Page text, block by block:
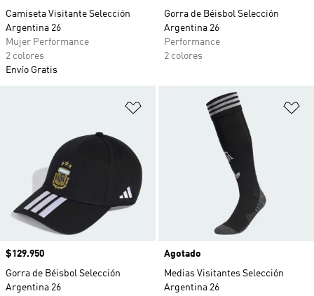
Camiseta Visitante Selección
Argentina 26
Mujer Performance
2 colores
Envío Gratis
Gorra de Béisbol Selección
Argentina 26
Performance
2 colores
Añadir a la lista de deseos
Precio
$129.950
Gorra de Béisbol Selección
Argentina 26
Agotado
Medias Visitantes Selección
Argentina 26